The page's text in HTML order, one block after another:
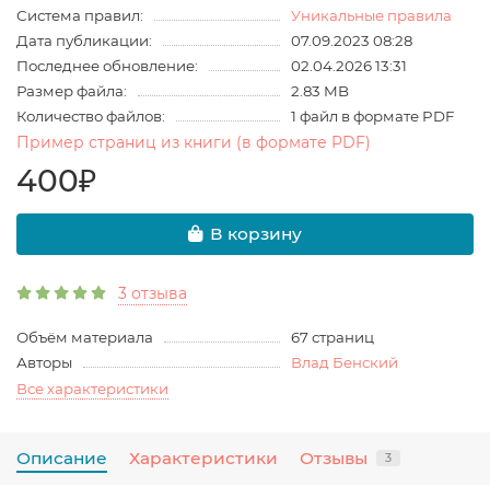
Система правил:
Уникальные правила
Дата публикации:
07.09.2023 08:28
Последнее обновление:
02.04.2026 13:31
Размер файла:
2.83 MB
Количество файлов:
1 файл в формате PDF
Пример страниц из книги (в формате PDF)
400₽
В корзину
3 отзыва
Объём материала
67 страниц
Авторы
Влад Бенский
Все характеристики
Описание Характеристики Отзывы 3